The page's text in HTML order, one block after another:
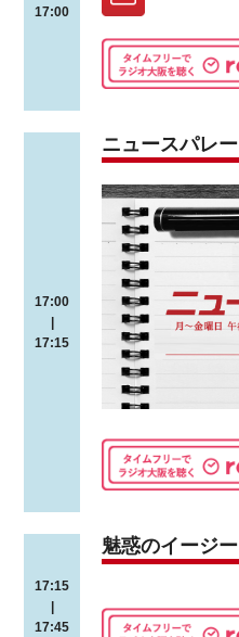
17:00
17:00
|
17:15
ニュースパレ
17:15
17:45
魅惑のイージ